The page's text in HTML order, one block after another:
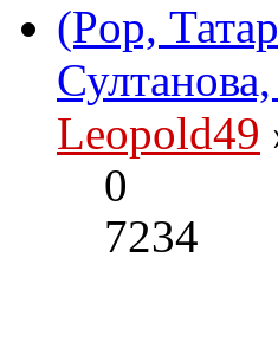
(Pop,
Leopold49
0
7234